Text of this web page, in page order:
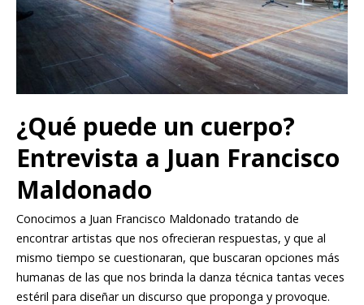
¿Qué puede un cuerpo?
Entrevista a Juan Francisco
Maldonado
Conocimos a Juan Francisco Maldonado tratando de
encontrar artistas que nos ofrecieran respuestas, y que al
mismo tiempo se cuestionaran, que buscaran opciones más
humanas de las que nos brinda la danza técnica tantas veces
estéril para diseñar un discurso que proponga y provoque.